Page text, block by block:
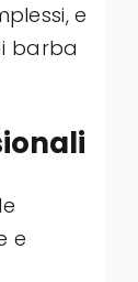
e
barba
e